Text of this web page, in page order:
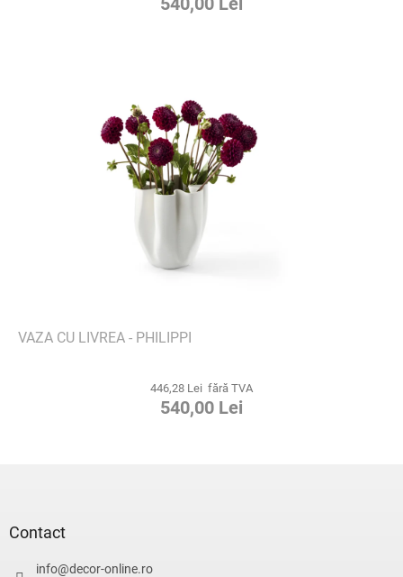
VAZA CU LIVREA - PHILIPPI
446,28 Lei fără TVA
540,00 Lei
Contact
info@decor-online.ro